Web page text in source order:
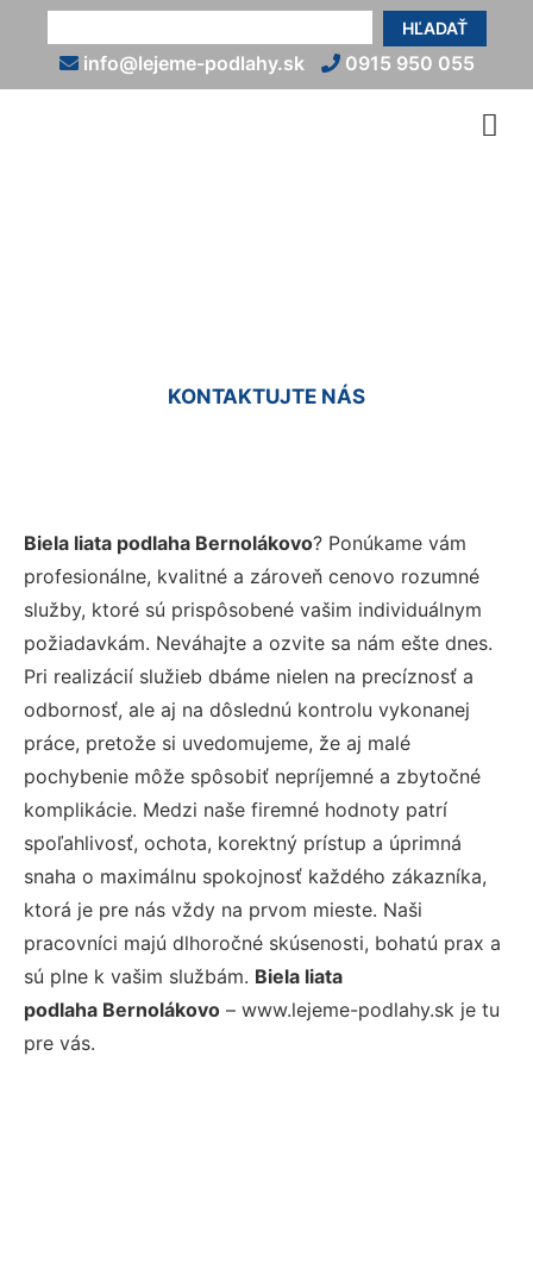
HĽADAŤ
info@lejeme-podlahy.sk 0915 950 055
KONTAKTUJTE NÁS
Biela liata podlaha Bernolákovo? Ponúkame vám
profesionálne, kvalitné a zároveň cenovo rozumné
služby, ktoré sú prispôsobené vašim individuálnym
požiadavkám. Neváhajte a ozvite sa nám ešte dnes.
Pri realizácií služieb dbáme nielen na precíznosť a
odbornosť, ale aj na dôslednú kontrolu vykonanej
práce, pretože si uvedomujeme, že aj malé
pochybenie môže spôsobiť nepríjemné a zbytočné
komplikácie. Medzi naše firemné hodnoty patrí
spoľahlivosť, ochota, korektný prístup a úprimná
snaha o maximálnu spokojnosť každého zákazníka,
ktorá je pre nás vždy na prvom mieste. Naši
pracovníci majú dlhoročné skúsenosti, bohatú prax a
sú plne k vašim službám. Biela liata
podlaha Bernolákovo – www.lejeme-podlahy.sk je tu
pre vás.